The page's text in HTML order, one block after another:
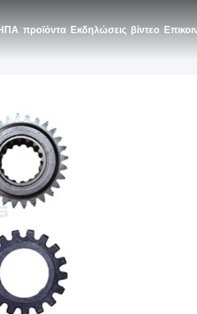
προϊόντα Εκδηλώσεις βίντεο